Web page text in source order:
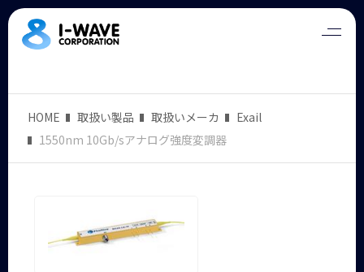
HOME 取扱い製品 取扱いメーカ
Exail
1550nm 10Gb/sアナログ強度変調器